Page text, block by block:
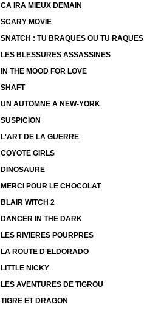
CA IRA MIEUX DEMAIN
SCARY MOVIE
SNATCH : TU BRAQUES OU TU RAQUES
LES BLESSURES ASSASSINES
IN THE MOOD FOR LOVE
SHAFT
UN AUTOMNE A NEW-YORK
SUSPICION
L'ART DE LA GUERRE
COYOTE GIRLS
DINOSAURE
MERCI POUR LE CHOCOLAT
BLAIR WITCH 2
DANCER IN THE DARK
LES RIVIERES POURPRES
LA ROUTE D'ELDORADO
LITTLE NICKY
LES AVENTURES DE TIGROU
TIGRE ET DRAGON